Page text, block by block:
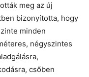
meg az új
bizonyította, hogy
minden
négyszintes
csőben